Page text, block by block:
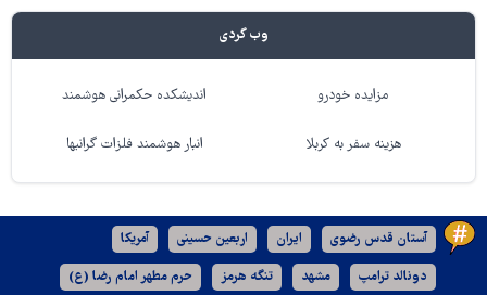
وب گردی
مزایده خودرو اندیشکده حکمرانی هوشمند
هزینه سفر به کربلا انبار هوشمند فلزات گرانبها
آستان قدس رضوی ایران اربعین حسینی آمریکا
دونالد ترامپ مشهد تنگه هرمز حرم مطهر امام رضا (ع)